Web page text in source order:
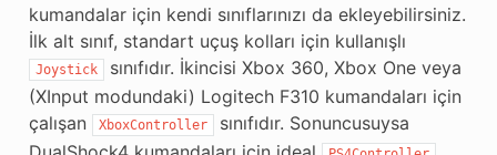
kumandalar için kendi sınıflarınızı da ekleyebilirsiniz.
İlk alt sınıf, standart uçuş kolları için kullanışlı
Joystick
sınıfıdır. İkincisi Xbox 360, Xbox One veya
(XInput modundaki) Logitech F310 kumandaları için
çalışan
XboxController
sınıfıdır. Sonuncusuysa